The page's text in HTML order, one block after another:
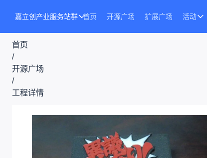
嘉立创产业服务站群 首页 开源广场 扩展广场 活动
首页
/
开源广场
/
工程详情